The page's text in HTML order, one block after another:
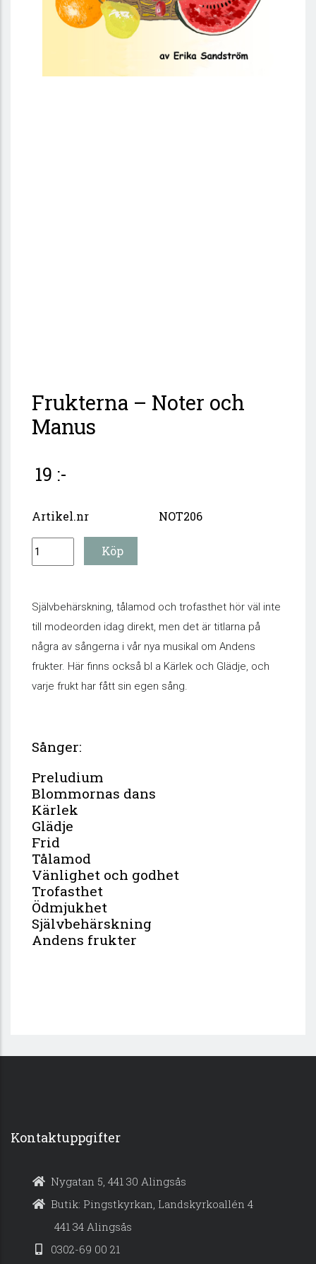
Frukterna – Noter och
Manus
19 :-
Artikel.nr NOT206
Självbehärskning, tålamod och trofasthet hör väl inte
till modeorden idag direkt, men det är titlarna på
några av sångerna i vår nya musikal om Andens
frukter. Här finns också bl a Kärlek och Glädje, och
varje frukt har fått sin egen sång.
Sånger:
Preludium
Blommornas dans
Kärlek
Glädje
Frid
Tålamod
Vänlighet och godhet
Trofasthet
Ödmjukhet
Självbehärskning
Andens frukter
Kontaktuppgifter
Nygatan 5, 441 30 Alingsås
Butik: Pingstkyrkan, Landskyrkoallén 4
441 34 Alingsås
0302-69 00 21